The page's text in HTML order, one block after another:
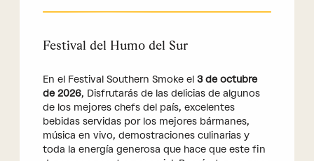
Festival del Humo del Sur
En el Festival Southern Smoke el 3 de octubre
de 2026, Disfrutarás de las delicias de algunos
de los mejores chefs del país, excelentes
bebidas servidas por los mejores bármanes,
música en vivo, demostraciones culinarias y
toda la energía generosa que hace que este fin